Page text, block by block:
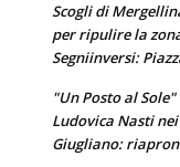
Scogli di
per ripulire la
Segniinversi:
"Un Posto al
Ludovica Nasti
Giugliano: